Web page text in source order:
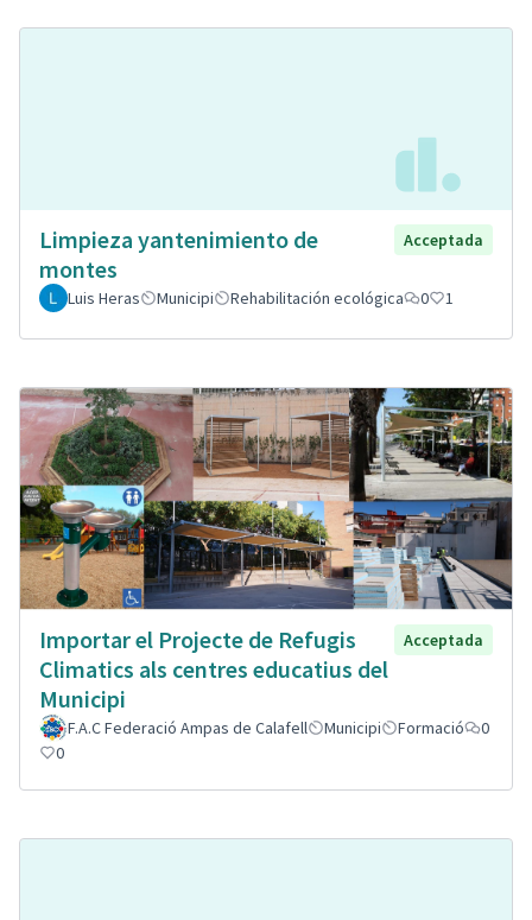
Limpieza yantenimiento de
montes
Acceptada
Luis Heras Municipi Rehabilitación ecológica 0 1
Importar el Projecte de Refugis
Climatics als centres educatius del
Municipi
Acceptada
F.A.C Federació Ampas de Calafell Municipi Formació
0
0